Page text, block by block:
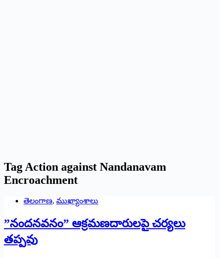
Tag Action against Nandanavam
Encroachment
తెలంగాణ, ముఖ్యాంశాలు
”నంద‌నవ‌నం” ఆక్ర‌మ‌ణ‌దారుల‌పై చ‌ర్య‌లు
త‌ప్ప‌వు